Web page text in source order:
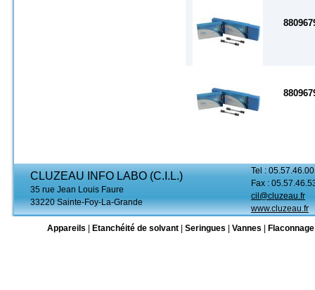
CLUZEAU INFO LABO (C.I.L.)
35 rue Jean Louis Faure
33220 Sainte-Foy-La-Grande
Tel :
Fax :
cil@cluzeau.fr
www.cluzeau.fr
Appareils
Etanchéité de solvant Seringues Vannes Flaconnage